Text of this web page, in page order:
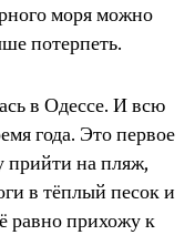
моря можно
потерпеть.
в Одессе. И всю
года. Это первое
прийти на пляж,
в тёплый песок и
равно прихожу к